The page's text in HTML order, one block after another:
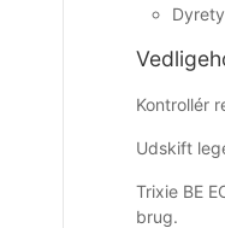
Kontrollér
Udskift
Trixie BE
brug.